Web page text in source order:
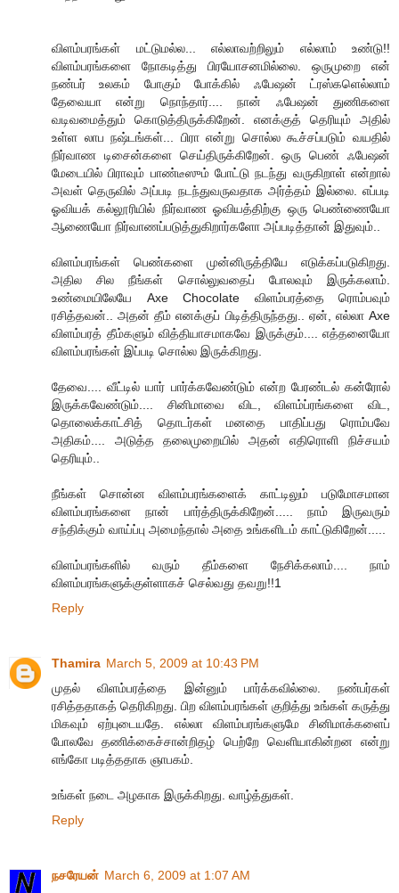
விளம்பரங்கள் மட்டுமல்ல... எல்லாவற்றிலும் எல்லாம் உண்டு!!
விளம்பரங்களை நோகடித்து பிரயோசனமில்லை. ஒருமுறை என்
நண்பர் உலகம் போகும் போக்கில் ஃபேஷன் ட்ரஸ்களெல்லாம்
தேவையா என்று நொந்தார்.... நான் ஃபேஷன் துணிகளை
வடிவமைத்தும் கொடுத்திருக்கிறேன். எனக்குத் தெரியும் அதில்
உள்ள லாப நஷ்டங்கள்... பிரா என்று சொல்ல கூச்சப்படும் வயதில்
நிர்வாண டிசைன்களை செய்திருக்கிறேன். ஒரு பெண் ஃபேஷன்
மேடையில் பிராவும் பாண்டீஸும் போட்டு நடந்து வருகிறாள் என்றால்
அவள் தெருவில் அப்படி நடந்துவருவதாக அர்த்தம் இல்லை. எப்படி
ஓவியக் கல்லூரியில் நிர்வாண ஓவியத்திற்கு ஒரு பெண்ணையோ
ஆணையோ நிர்வாணப்படுத்துகிறார்களோ அப்படித்தான் இதுவும்..
விளம்பரங்கள் பெண்களை முன்னிருத்தியே எடுக்கப்படுகிறது.
அதில சில நீங்கள் சொல்லுவதைப் போலவும் இருக்கலாம்.
உண்மையிலேயே Axe Chocolate விளம்பரத்தை ரொம்பவும்
ரசித்தவன்.. அதன் தீம் எனக்குப் பிடித்திருந்தது.. ஏன், எல்லா Axe
விளம்பரத் தீம்களும் வித்தியாசமாகவே இருக்கும்.... எத்தனையோ
விளம்பரங்கள் இப்படி சொல்ல இருக்கிறது.
தேவை.... வீட்டில் யார் பார்க்கவேண்டும் என்ற பேரண்டல் கன்ரோல்
இருக்கவேண்டும்.... சினிமாவை விட, விளம்ப்ரங்களை விட,
தொலைக்காட்சித் தொடர்கள் மனதை பாதிப்பது ரொம்பவே
அதிகம்.... அடுத்த தலைமுறையில் அதன் எதிரொளி நிச்சயம்
தெரியும்..
நீங்கள் சொன்ன விளம்பரங்களைக் காட்டிலும் படுமோசமான
விளம்பரங்களை நான் பார்த்திருக்கிறேன்..... நாம் இருவரும்
சந்திக்கும் வாய்ப்பு அமைந்தால் அதை உங்களிடம் காட்டுகிறேன்.....
விளம்பரங்களில் வரும் தீம்களை நேசிக்கலாம்.... நாம்
விளம்பரங்களுக்குள்ளாகச் செல்வது தவறு!!1
Reply
Thamira March 5, 2009 at 10:43 PM
முதல் விளம்பரத்தை இன்னும் பார்க்கவில்லை. நண்பர்கள்
ரசித்ததாகத் தெரிகிறது. பிற விளம்பரங்கள் குறித்து உங்கள் கருத்து
மிகவும் ஏற்புடையதே. எல்லா விளம்பரங்களுமே சினிமாக்களைப்
போலவே தணிக்கைச்சான்றிதழ் பெற்றே வெளியாகின்றன என்று
எங்கோ படித்ததாக ஞாபகம்.
உங்கள் நடை அழகாக இருக்கிறது. வாழ்த்துகள்.
Reply
நசரேயன் March 6, 2009 at 1:07 AM